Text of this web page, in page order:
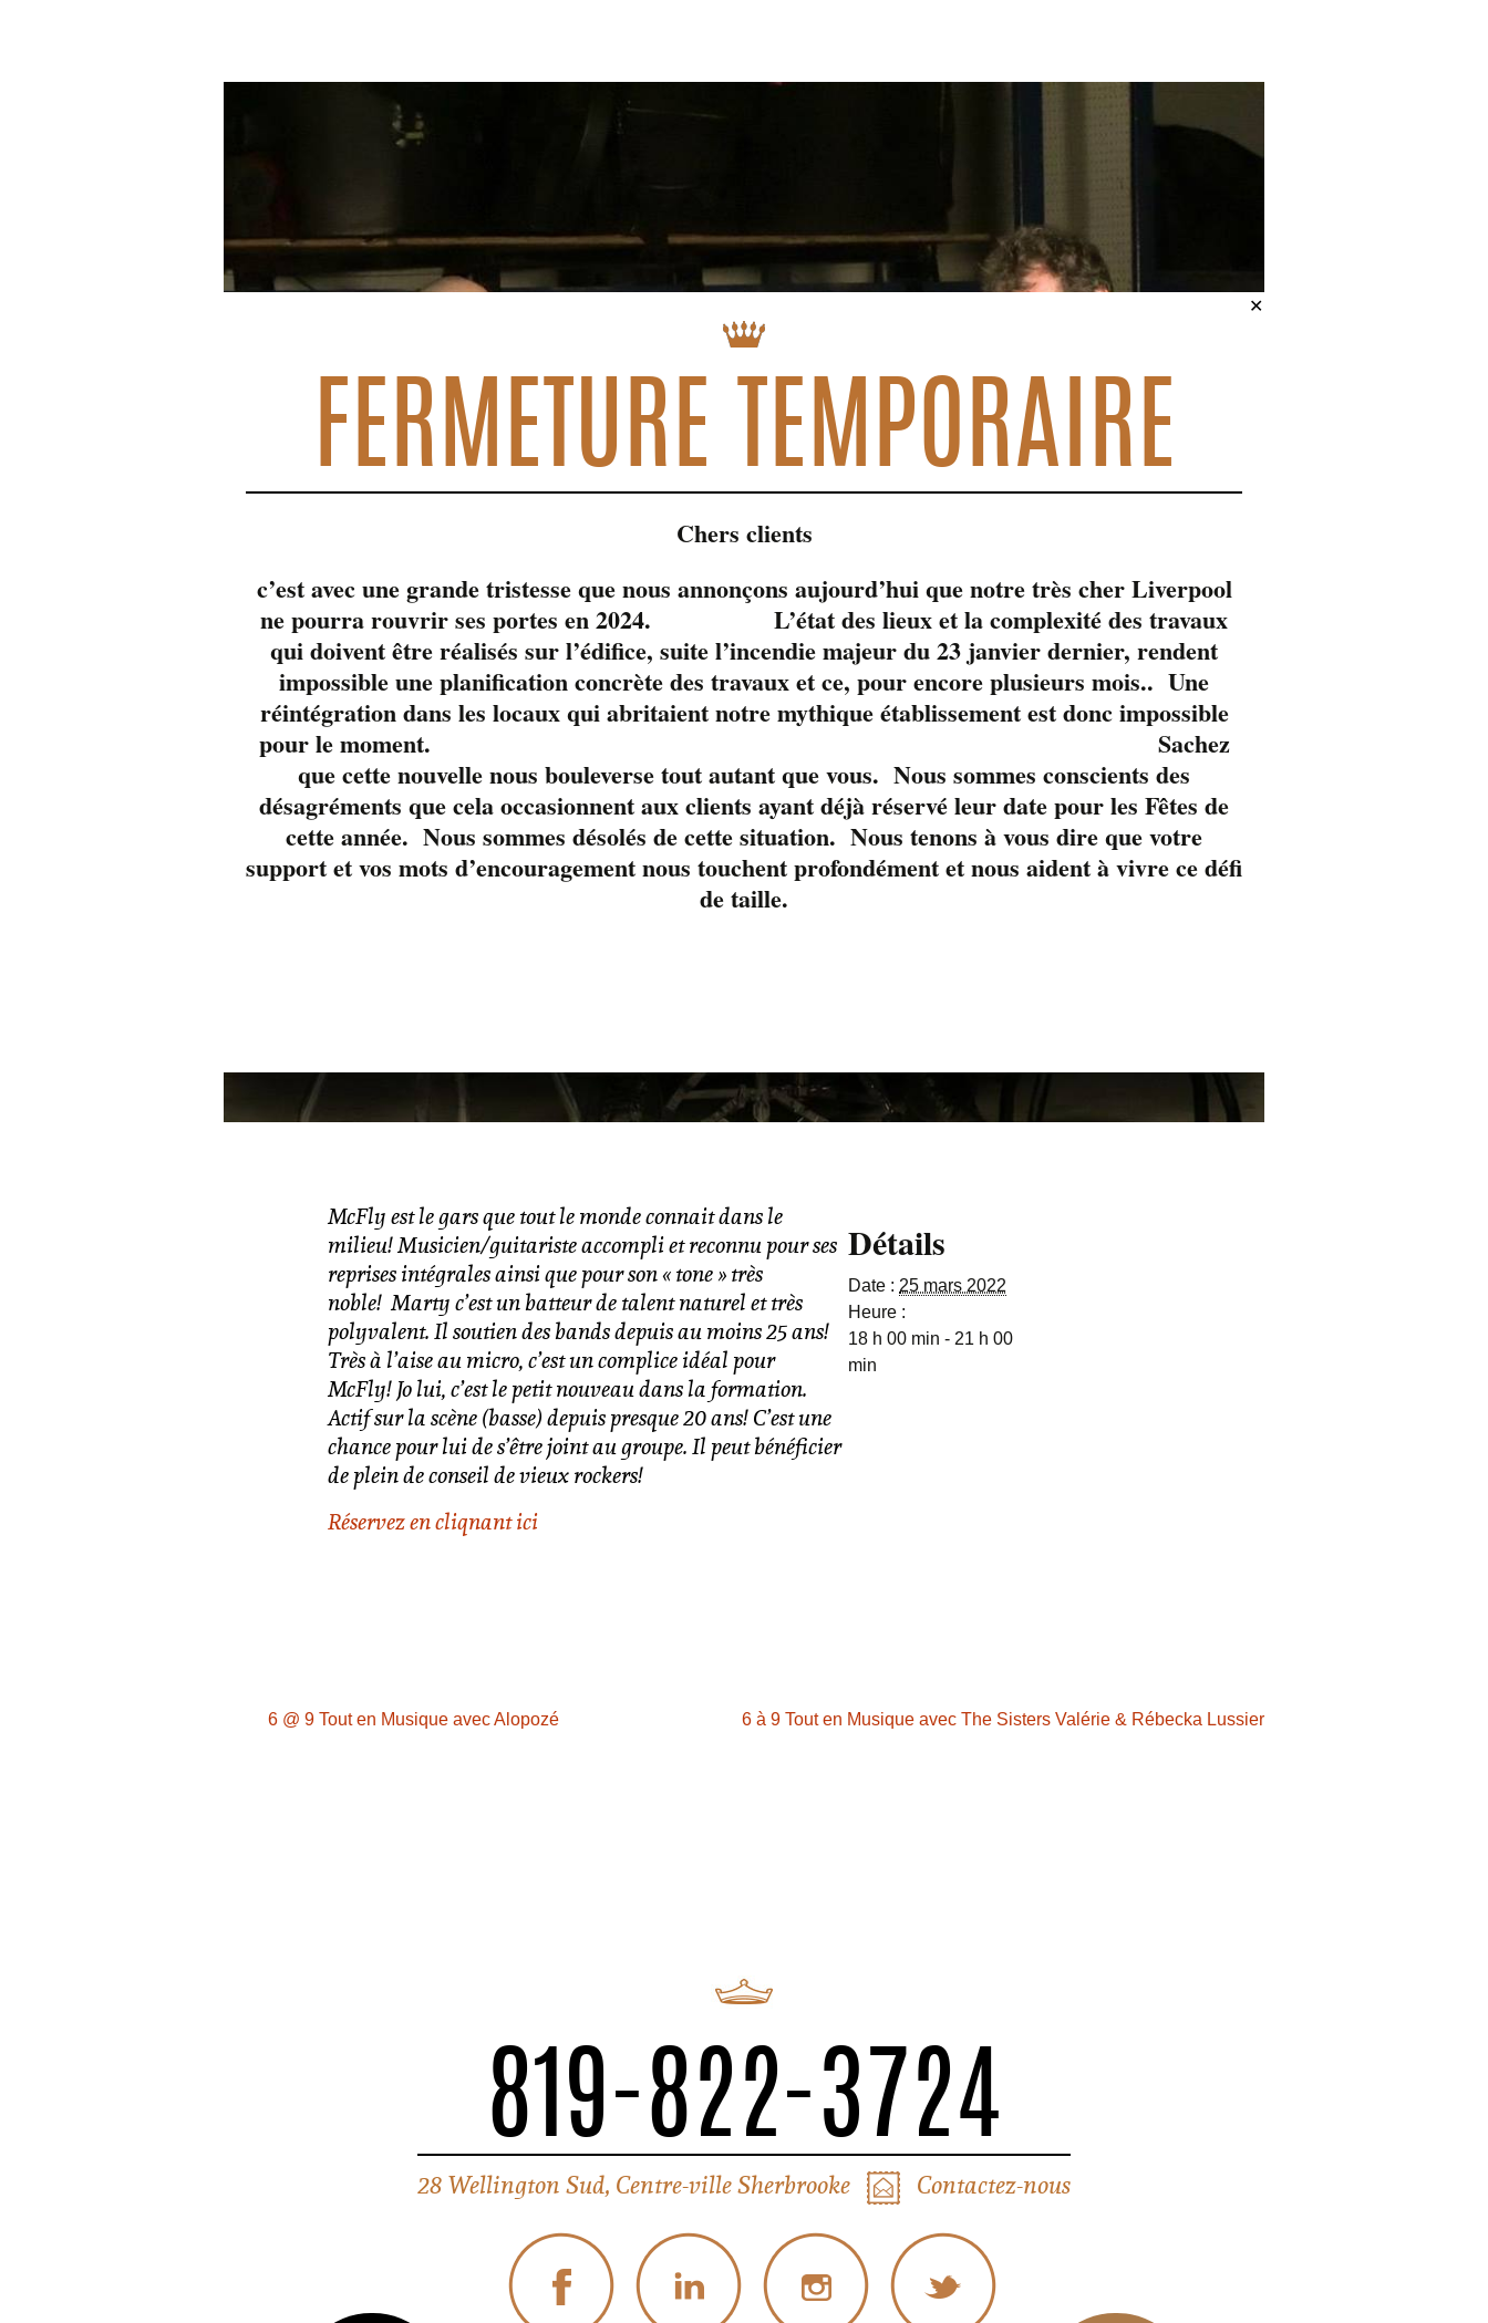
McFly est le gars que tout le monde connait dans le
milieu! Musicien/guitariste accompli et reconnu pour ses
reprises intégrales ainsi que pour son « tone »très
noble! Marty c’est un batteur de talent naturel et très
polyvalent. Il soutien des bands depuis au moins 25 ans!
Très à l’aise au micro, c’est un complice idéal pour
McFly!Jo lui, c’est le petit nouveau dans la formation.
Actif sur la scène (basse) depuis presque 20 ans! C’est une
chance pour lui de s’être joint au groupe. Il peut bénéficier
de plein de conseil de vieux rockers!
Réservez en cliqnant ici
Détails
Date : 25 mars 2022
Heure :
18 h 00 min - 21 h 00
min
6 @ 9 Tout en Musique avec Alopozé 6 à 9 Tout en Musique avec The Sisters Valérie & Rébecka Lussier
819-822-3724
28 Wellington Sud, Centre-ville Sherbrooke Contactez-nous
✕
FERMETURE TEMPORAIRE
Chers clients
c’est avec une grande tristesse que nous annonçons aujourd’hui que notre très cher Liverpool
ne pourra rouvrir ses portes en 2024. L’état des lieux et la complexité des travaux
qui doivent être réalisés sur l’édifice, suite l’incendie majeur du 23 janvier dernier, rendent
impossible une planification concrète des travaux et ce, pour encore plusieurs mois.. Une
réintégration dans les locaux qui abritaient notre mythique établissement est donc impossible
pour le moment. Sachez
que cette nouvelle nous bouleverse tout autant que vous. Nous sommes conscients des
désagréments que cela occasionnent aux clients ayant déjà réservé leur date pour les Fêtes de
cette année. Nous sommes désolés de cette situation. Nous tenons à vous dire que votre
support et vos mots d’encouragement nous touchent profondément et nous aident à vivre ce défi
de taille.